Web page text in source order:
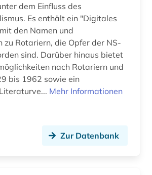
dem Einfluss des
Es enthält ein "Digitales
den Namen und
zu Rotariern, die Opfer der NS-
sind. Darüber hinaus bietet
nach Rotariern und
bis 1962 sowie ein
Mehr Informationen
Zur Datenbank